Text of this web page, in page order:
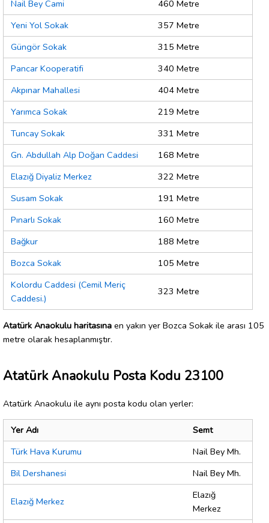
Nail Bey Cami
460 Metre
Yeni Yol Sokak
357 Metre
Güngör Sokak
315 Metre
Pancar Kooperatifi
340 Metre
Akpınar Mahallesi
404 Metre
Yarımca Sokak
219 Metre
Tuncay Sokak
331 Metre
Gn. Abdullah Alp Doğan Caddesi
168 Metre
Elazığ Diyaliz Merkez
322 Metre
Susam Sokak
191 Metre
Pınarlı Sokak
160 Metre
Bağkur
188 Metre
Bozca Sokak
105 Metre
Kolordu Caddesi (Cemil Meriç
Caddesi.)
323 Metre
Atatürk Anaokulu haritasına en yakın yer Bozca Sokak ile arası 105
metre olarak hesaplanmıştır.
Atatürk Anaokulu Posta Kodu 23100
Atatürk Anaokulu ile aynı posta kodu olan yerler:
Yer Adı
Semt
Türk Hava Kurumu
Nail Bey Mh.
Bil Dershanesi
Nail Bey Mh.
Elazığ Merkez
Elazığ
Merkez